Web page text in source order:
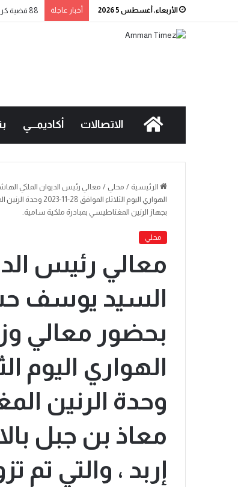
الأربعاء, أغسطس 5 2026 أخبار عاجلة 88 قضية كريستال خلال أسبوع.. والحملة الأمنية مستمرة
الاتصالات أكاديمـــي
الرئيسية / محلي / معالي رئيس الديوان الملكي
الهواري اليوم
بجهاز الرنين المغناطيسي بمبادرة ملكية سامية.
محلي
معالي رئيس
السيد يوسف
بحضور معالي
وحدة الرنين
معاذ بن جبل
إربد ، والتي تم